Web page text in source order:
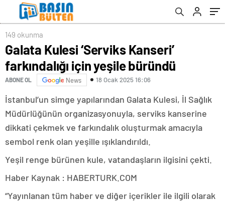
149 okunma
Galata Kulesi ‘Serviks Kanseri’
farkındalığı için yeşile büründü
ABONE OL News 18 Ocak 2025 16:06
İstanbul’un simge yapılarından Galata Kulesi, İl Sağlık
Müdürlüğünün organizasyonuyla, serviks kanserine
dikkati çekmek ve farkındalık oluşturmak amacıyla
sembol renk olan yeşille ışıklandırıldı.
Yeşil renge bürünen kule, vatandaşların ilgisini çekti.
Haber Kaynak : HABERTURK.COM
“Yayınlanan tüm haber ve diğer içerikler ile ilgili olarak